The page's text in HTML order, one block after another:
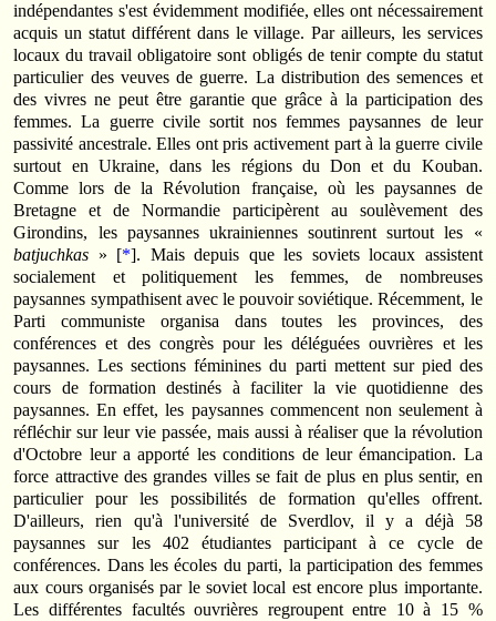
indépendantes s'est évidemment modifiée, elles ont nécessairement
acquis un statut différent dans le village. Par ailleurs, les services
locaux du travail obligatoire sont obligés de tenir compte du statut
particulier des veuves de guerre. La distribution des semences et
des vivres ne peut être garantie que grâce à la participation des
femmes. La guerre civile sortit nos femmes paysannes de leur
passivité ancestrale. Elles ont pris activement part à la guerre civile
surtout en Ukraine, dans les régions du Don et du Kouban.
Comme lors de la Révolution française, où les paysannes de
Bretagne et de Normandie participèrent au soulèvement des
Girondins, les paysannes ukrainiennes soutinrent surtout les «
batjuchkas » [*]. Mais depuis que les soviets locaux assistent
socialement et politiquement les femmes, de nombreuses
paysannes sympathisent avec le pouvoir soviétique. Récemment, le
Parti communiste organisa dans toutes les provinces, des
conférences et des congrès pour les déléguées ouvrières et les
paysannes. Les sections féminines du parti mettent sur pied des
cours de formation destinés à faciliter la vie quotidienne des
paysannes. En effet, les paysannes commencent non seulement à
réfléchir sur leur vie passée, mais aussi à réaliser que la révolution
d'Octobre leur a apporté les conditions de leur émancipation. La
force attractive des grandes villes se fait de plus en plus sentir, en
particulier pour les possibilités de formation qu'elles offrent.
D'ailleurs, rien qu'à l'université de Sverdlov, il y a déjà 58
paysannes sur les 402 étudiantes participant à ce cycle de
conférences. Dans les écoles du parti, la participation des femmes
aux cours organisés par le soviet local est encore plus importante.
Les différentes facultés ouvrières regroupent entre 10 à 15 %